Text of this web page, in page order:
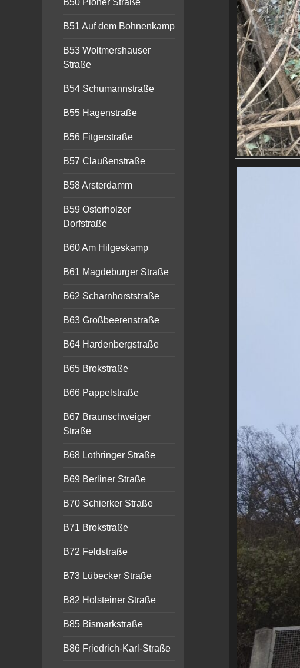
B50 Plöner Straße
B51 Auf dem Bohnenkamp
B53 Woltmershauser
Straße
B54 Schumannstraße
B55 Hagenstraße
B56 Fitgerstraße
B57 Claußenstraße
B58 Arsterdamm
B59 Osterholzer
Dorfstraße
B60 Am Hilgeskamp
B61 Magdeburger Straße
B62 Scharnhorststraße
B63 Großbeerenstraße
B64 Hardenbergstraße
B65 Brokstraße
B66 Pappelstraße
B67 Braunschweiger
Straße
B68 Lothringer Straße
B69 Berliner Straße
B70 Schierker Straße
B71 Brokstraße
B72 Feldstraße
B73 Lübecker Straße
B82 Holsteiner Straße
B85 Bismarkstraße
B86 Friedrich-Karl-Straße